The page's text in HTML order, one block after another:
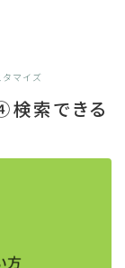
タマイズ
索できる